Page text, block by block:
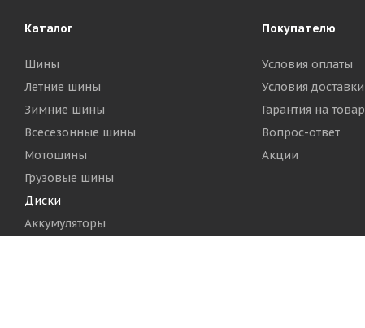
Каталог
Шины
Летние шины
Зимние шины
Всесезонные шины
Мотошины
Грузовые шины
Диски
Аккумуляторы
Покупателю
Условия оплаты
Условия доставки
Гарантия на товар
Вопрос-ответ
Акции